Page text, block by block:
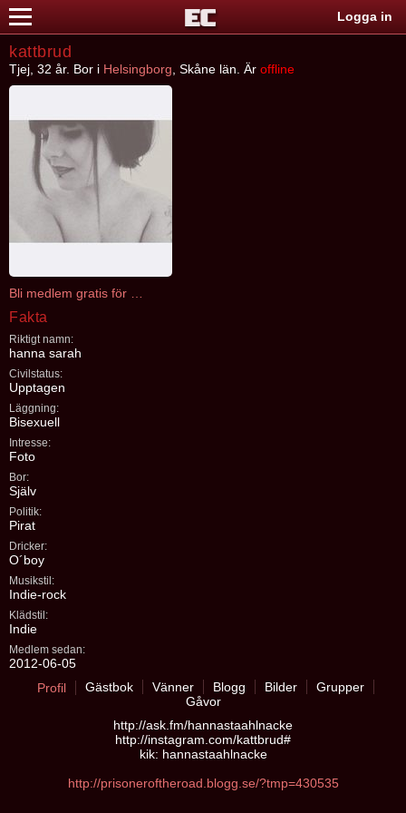
Logga in
kattbrud
Tjej, 32 år. Bor i Helsingborg , Skåne län. Är offline
Fakta
Riktigt namn:
hanna sarah
Civilstatus:
Upptagen
Läggning:
Bisexuell
Intresse:
Foto
Bor:
Själv
Politik:
Pirat
Dricker:
O´boy
Musikstil:
Indie-rock
Klädstil:
Indie
Medlem sedan:
2012-06-05
Profil
Gästbok Vänner Blogg Bilder
Grupper
Gåvor
http://ask.fm/hannastaahlnacke
http://instagram.com/kattbrud#
kik: hannastaahlnacke
http://prisoneroftheroad.blogg.se/?tmp=430535